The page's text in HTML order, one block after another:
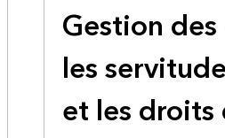
Gestion
les
et les droits